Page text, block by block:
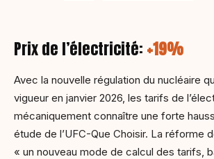
Prix de l’électricité: +19%
Avec la nouvelle régulation du nucléaire
vigueur en janvier 2026, les tarifs de
mécaniquement connaître une forte
étude de l’UFC-Que Choisir. La réforme
« un nouveau mode de calcul des tarifs,